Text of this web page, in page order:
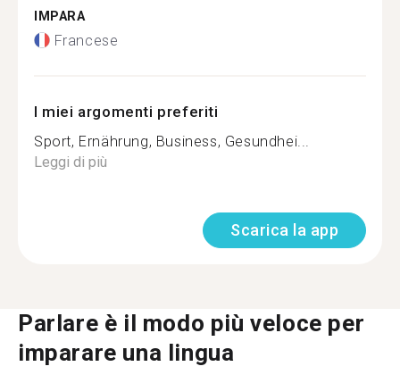
IMPARA
Francese
I miei argomenti preferiti
Sport, Ernährung, Business, Gesundhei...
Leggi di più
Scarica la app
Parlare è il modo più veloce per
imparare una lingua